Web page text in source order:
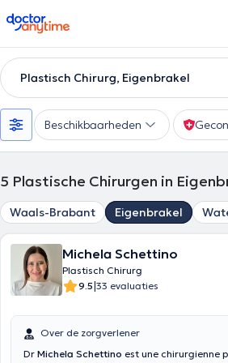
doctoranytime
Plastisch Chirurg, Eigenbrakel
Beschikbaarheden
5 Plastische Chirurgen in
Waals-Brabant Eigenbrakel
Michela Schettino
Plastisch Chirurg
9.5|33 evaluaties
Over de zorgverlener
Dr Michela Schettino est une chirurgienne